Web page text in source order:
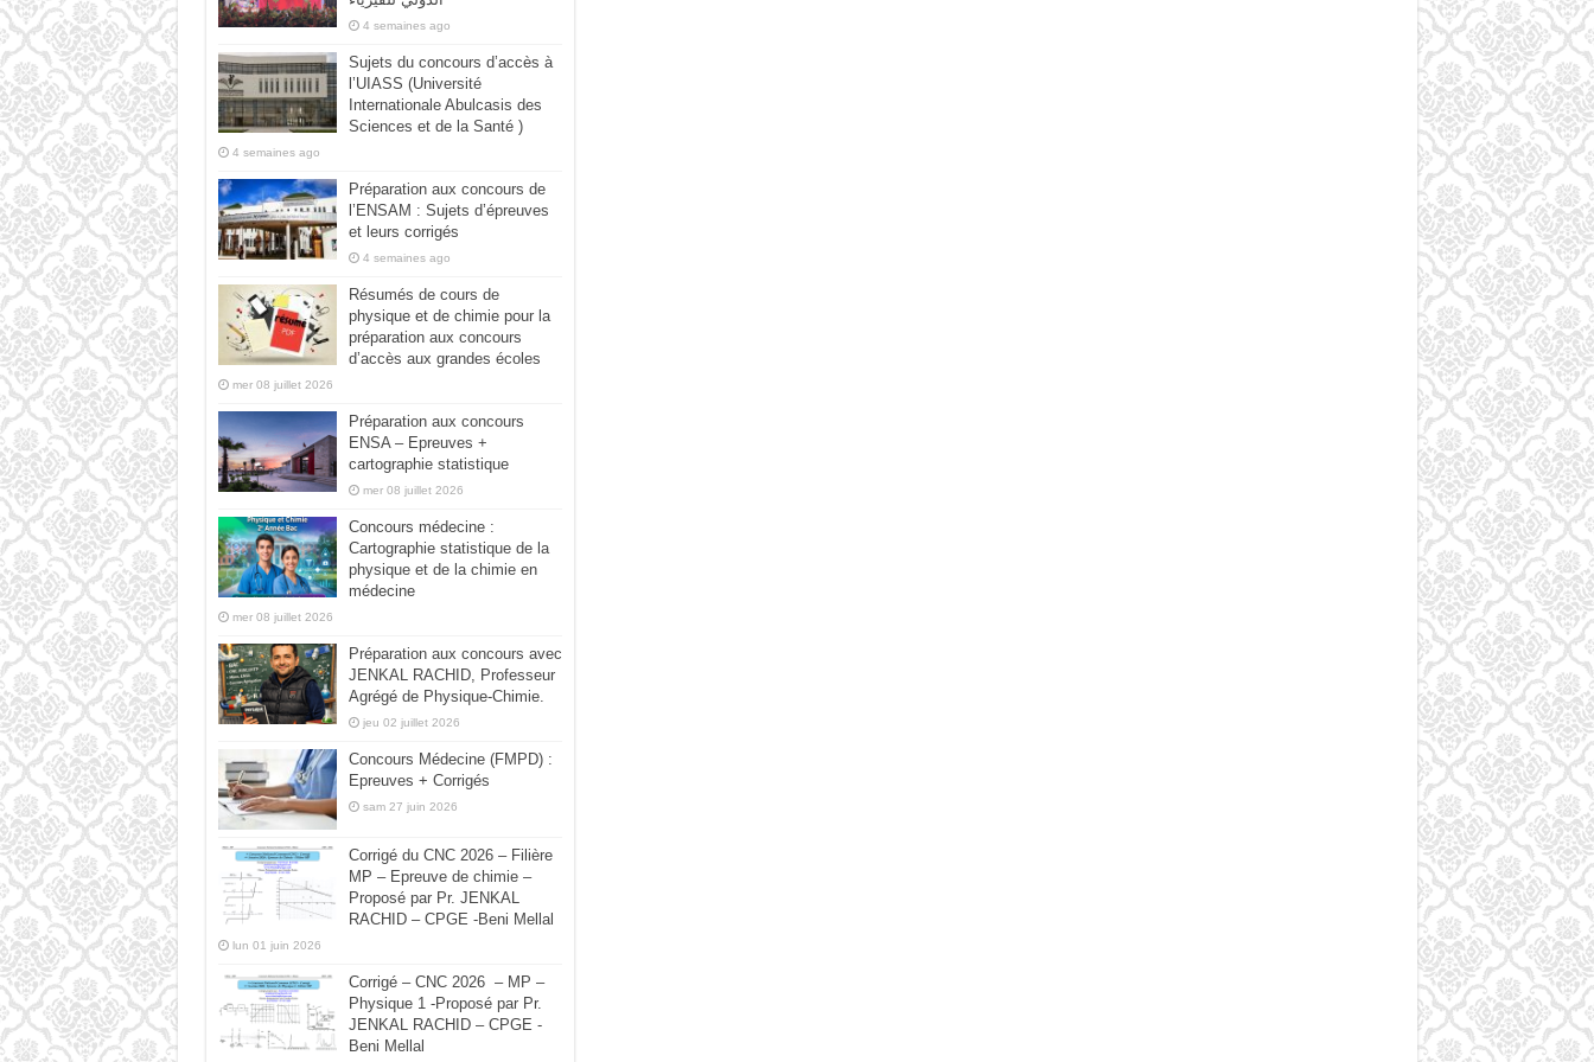
4 semaines ago
Sujets du concours d’accès à
l’UIASS (Université
Internationale Abulcasis des
Sciences et de la Santé )
4 semaines ago
Préparation aux concours de
l’ENSAM : Sujets d’épreuves
et leurs corrigés
4 semaines ago
Résumés de cours de
physique et de chimie pour la
préparation aux concours
d’accès aux grandes écoles
mer 08 juillet 2026
Préparation aux concours
ENSA – Epreuves +
cartographie statistique
mer 08 juillet 2026
Concours médecine :
Cartographie statistique de la
physique et de la chimie en
médecine
mer 08 juillet 2026
Préparation aux concours avec
JENKAL RACHID, Professeur
Agrégé de Physique-Chimie.
jeu 02 juillet 2026
Concours Médecine (FMPD) :
Epreuves + Corrigés
sam 27 juin 2026
Corrigé du CNC 2026 – Filière
MP – Epreuve de chimie –
Proposé par Pr. JENKAL
RACHID – CPGE -Beni Mellal
lun 01 juin 2026
Corrigé – CNC 2026 – MP –
Physique 1 -Proposé par Pr.
JENKAL RACHID – CPGE -
Beni Mellal